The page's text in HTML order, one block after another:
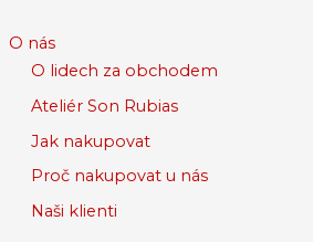
O nás
O lidech za obchodem
Ateliér Son Rubias
Jak nakupovat
Proč nakupovat u nás
Naši klienti